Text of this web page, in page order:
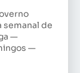
semanal de
—
—